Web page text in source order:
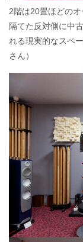
2階は20畳ほどの
隔てた反対側に中
れる現実的なスペ
さん）